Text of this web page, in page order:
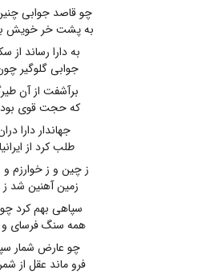
چو قاصد جوابی
به پشت خر خویش
به دارا رساند از
جوابی گلوگیر
برآشفت از آن
که حجت قوی بود
جهاندار دارا
طلب کرد از
ز چین و ز خوارزم و
زمین آهنین شد
سپاهی بهم کرد
همه سنگ فرسای
چو عارض شمار
فرو ماند عقل از